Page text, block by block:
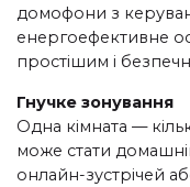
домофони з
енергоефективне
простішим і
Гнучке зонування
Одна кімната —
може стати
онлайн-зустрічей